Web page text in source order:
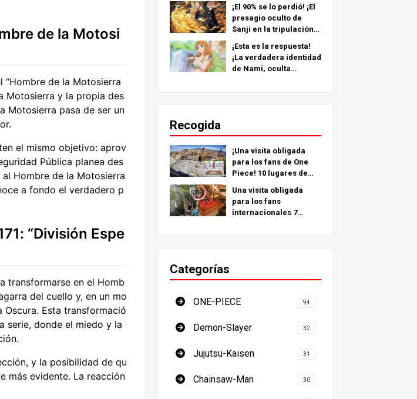
de la Motosi
“Hombre de la Motosierra
Motosierra y la propia des
Motosierra pasa de ser un
el mismo objetivo: aprov
Pública planea des
Hombre de la Motosierra
a fondo el verdadero p
“División Espe
transformarse en el Homb
del cuello y, en un mo
Esta transformació
serie, donde el miedo y la
y la posibilidad de qu
más evidente. La reacción
de la tripulación pirata
nº 2 (del 11º al 6º
puesto)
¡El 90% se lo perdió! ¡El
presagio oculto de
Sanji en la tripulación
¡Esta es la respuesta!
¡La verdadera identidad
de Nami, oculta
Recogida
¡Una visita obligada
para los fans de One
Piece! 10 lugares de
inspirados en lugares
reales de todo el
mundo.
Una visita obligada
para los fans
internacionales 7
Imprescindibles de
Categorías
ONE-PIECE 94
Demon-Slayer 32
Jujutsu-Kaisen 31
Chainsaw-Man 30